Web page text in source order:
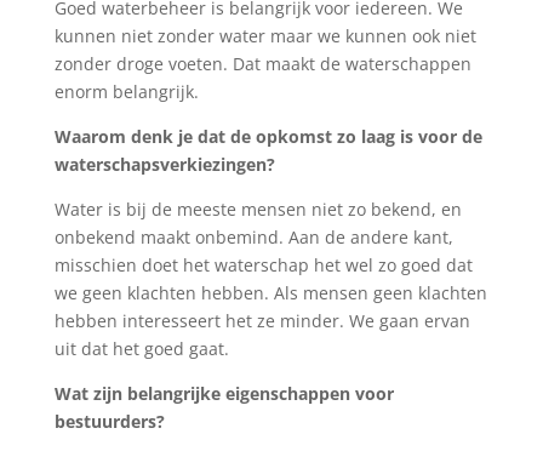
Goed waterbeheer is belangrijk voor iedereen. We
kunnen niet zonder water maar we kunnen ook niet
zonder droge voeten. Dat maakt de waterschappen
enorm belangrijk.
Waarom denk je dat de opkomst zo laag is voor de
waterschapsverkiezingen?
Water is bij de meeste mensen niet zo bekend, en
onbekend maakt onbemind. Aan de andere kant,
misschien doet het waterschap het wel zo goed dat
we geen klachten hebben. Als mensen geen klachten
hebben interesseert het ze minder. We gaan ervan
uit dat het goed gaat.
Wat zijn belangrijke eigenschappen voor
bestuurders?